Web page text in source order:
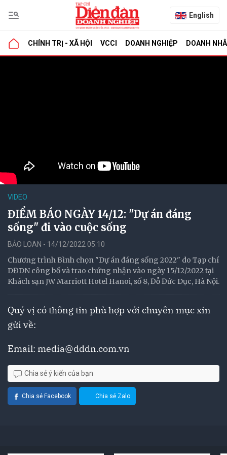
English
CHÍNH TRỊ - XÃ HỘI VCCI DOANH NGHIỆP DOANH
VIDEO
ĐIỂM BÁO NGÀY 14/12: "Dự án đáng
sống" đi vào cuộc sống
BẢO LOAN - 14/12/2022 05:10
Chương trình Bình chọn "Dự án đáng sống 2022" do Tạp chí
DĐDN công bố và trao chứng nhận vào ngày 15/12/2022 tại
Khách sạn JW Marriott Hotel Hanoi, số 8, Đỗ Đức Dục, Hà Nội.
Quý vị có thông tin phù hợp với chuyên mục xin
gửi về:
Email: media@dddn.com.vn
Chia sẻ ý kiến của bạn
Chia sẻ Facebook Chia sẻ Zalo